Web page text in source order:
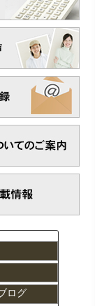
ログ